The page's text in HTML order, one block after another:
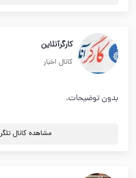
کارگرآنلاین
کانال اخبار
بدون توضیحات.
مشاهده کانال